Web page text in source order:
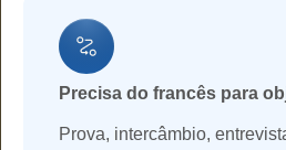
Precisa do francês para
Prova, intercâmbio,